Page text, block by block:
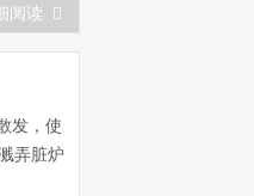
阅读
发，使
弄脏炉